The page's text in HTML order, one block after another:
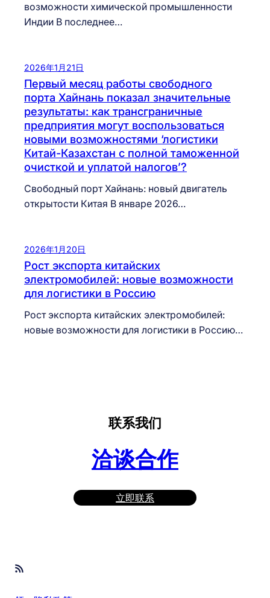
возможности химической промышленности
Индии В последнее…
2026年1月21日
Первый месяц работы свободного
порта Хайнань показал значительные
результаты: как трансграничные
предприятия могут воспользоваться
новыми возможностями ‘логистики
Китай-Казахстан с полной таможенной
очисткой и уплатой налогов’?
Свободный порт Хайнань: новый двигатель
открытости Китая В январе 2026…
2026年1月20日
Рост экспорта китайских
электромобилей: новые возможности
для логистики в Россию
Рост экспорта китайских электромобилей:
новые возможности для логистики в Россию…
联系我们
洽谈合作
立即联系
RSS Feed